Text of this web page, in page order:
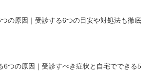
の原因｜受診する6つの目安や対処法も徹底
6つの原因｜受診すべき症状と自宅でできる5